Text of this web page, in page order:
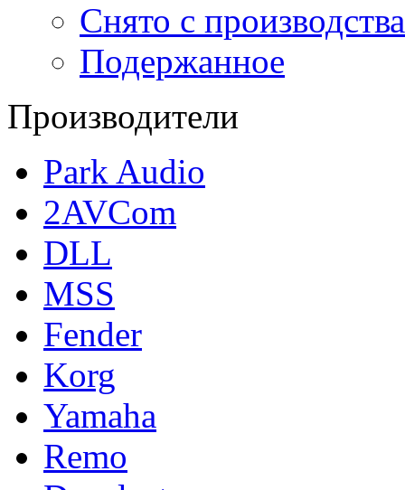
Снято с производства
Подержанное
Производители
Park Audio
2AVCom
DLL
MSS
Fender
Korg
Yamaha
Remo